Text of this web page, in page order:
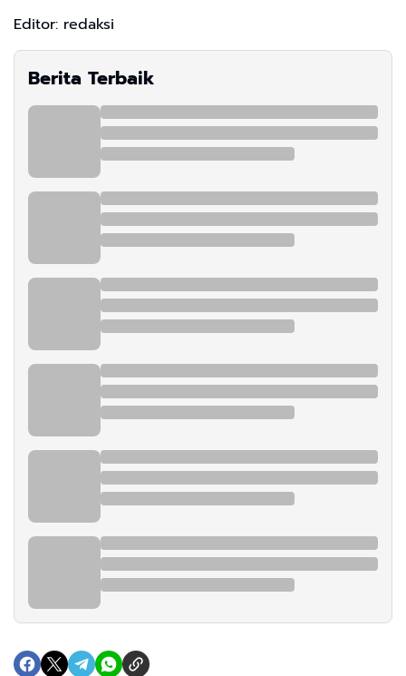
Editor: redaksi
Berita Terbaik